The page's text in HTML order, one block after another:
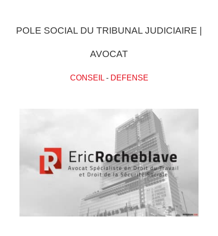
POLE SOCIAL DU TRIBUNAL JUDICIAIRE |
AVOCAT
CONSEIL- DEFENSE